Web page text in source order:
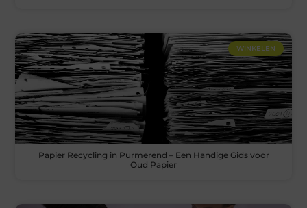
WINKELEN
Papier Recycling in Purmerend – Een Handige Gids voor
Oud Papier